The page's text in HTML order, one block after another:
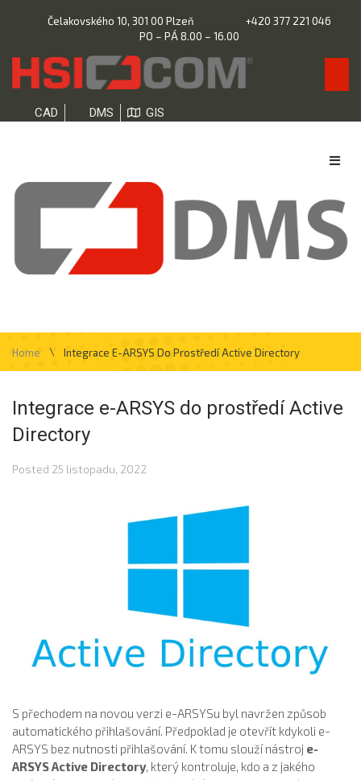
Čelakovského 10, 301 00 Plzeň
+420 377 221 046
PO – PÁ 8.00 – 16.00
CAD DMS GIS
Home \ Integrace E-ARSYS Do Prostředí Active Directory
Integrace e-ARSYS do prostředí Active
Directory
Posted 25 listopadu, 2022
S přechodem na novou verzi e-ARSYSu byl navržen způsob
automatického přihlašování. Předpoklad je otevřít kdykoli e-
ARSYS bez nutnosti přihlašování. K tomu slouží nástroj e-
ARSYS Active Directory, který kontroluje, kdo a z jakého